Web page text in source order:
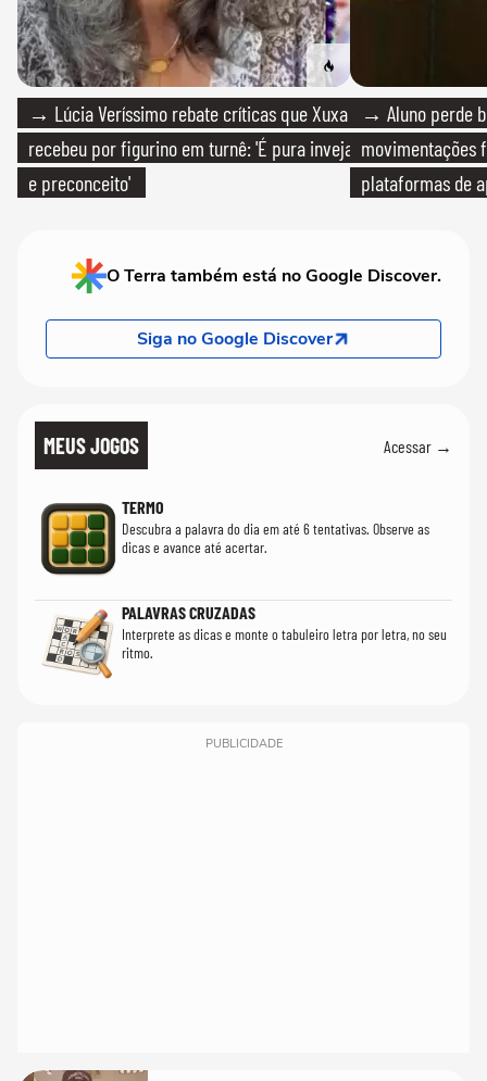
→ Lúcia Veríssimo rebate críticas que Xuxa
recebeu por figurino em turnê: 'É pura inveja
e preconceito'
→ Aluno perde
movimentações
plataformas de
O Terra também está no Google Discover.
Siga no Google Discover
MEUS JOGOS Acessar →
TERMO
Descubra a palavra do dia em até 6 tentativas. Observe as
dicas e avance até acertar.
PALAVRAS CRUZADAS
Interprete as dicas e monte o tabuleiro letra por letra, no seu
ritmo.
PUBLICIDADE